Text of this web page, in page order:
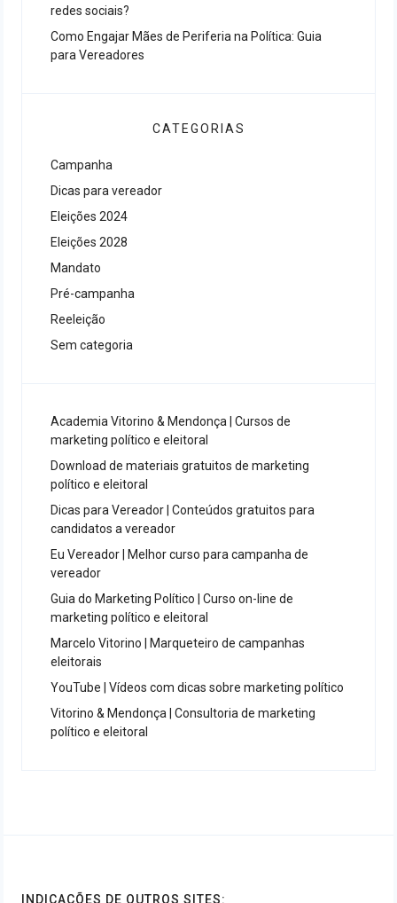
redes sociais?
Como Engajar Mães de Periferia na Política: Guia
para Vereadores
CATEGORIAS
Campanha
Dicas para vereador
Eleições 2024
Eleições 2028
Mandato
Pré-campanha
Reeleição
Sem categoria
Academia Vitorino & Mendonça | Cursos de
marketing político e eleitoral
Download de materiais gratuitos de marketing
político e eleitoral
Dicas para Vereador | Conteúdos gratuitos para
candidatos a vereador
Eu Vereador | Melhor curso para campanha de
vereador
Guia do Marketing Político | Curso on-line de
marketing político e eleitoral
Marcelo Vitorino | Marqueteiro de campanhas
eleitorais
YouTube | Vídeos com dicas sobre marketing político
Vitorino & Mendonça | Consultoria de marketing
político e eleitoral
INDICAÇÕES DE OUTROS SITES: